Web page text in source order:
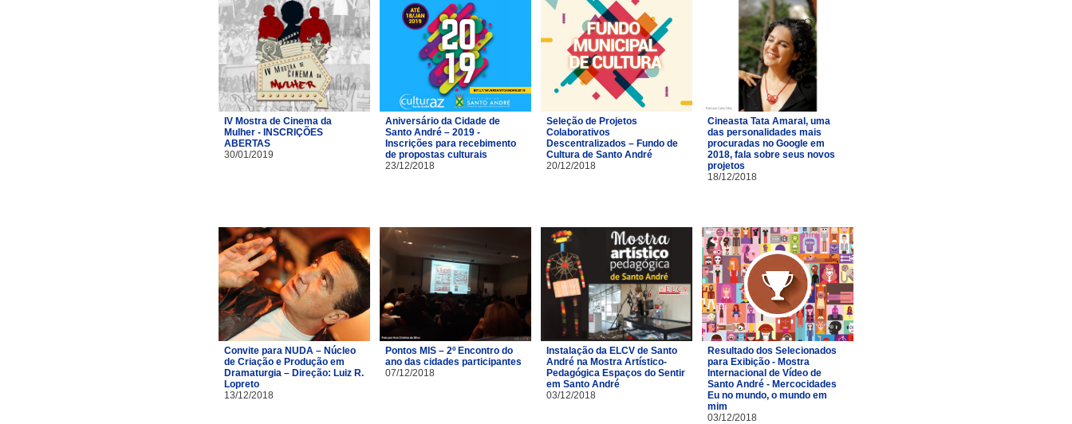
IV Mostra de Cinema da
Mulher - INSCRIÇÕES
ABERTAS
30/01/2019
Aniversário da Cidade de
Santo André – 2019 -
Inscrições para recebimento
de propostas culturais
23/12/2018
Seleção de Projetos
Colaborativos
Descentralizados – Fundo de
Cultura de Santo André
20/12/2018
Cineasta Tata Amaral, uma
das personalidades mais
procuradas no Google em
2018, fala sobre seus novos
projetos
18/12/2018
Convite para NUDA – Núcleo
de Criação e Produção em
Dramaturgia – Direção: Luiz R.
Lopreto
13/12/2018
Pontos MIS – 2º Encontro do
ano das cidades participantes
07/12/2018
Instalação da ELCV de Santo
André na Mostra Artístico-
Pedagógica Espaços do Sentir
em Santo André
03/12/2018
Resultado dos Selecionados
para Exibição - Mostra
Internacional de Vídeo de
Santo André - Mercocidades
Eu no mundo, o mundo em
mim
03/12/2018